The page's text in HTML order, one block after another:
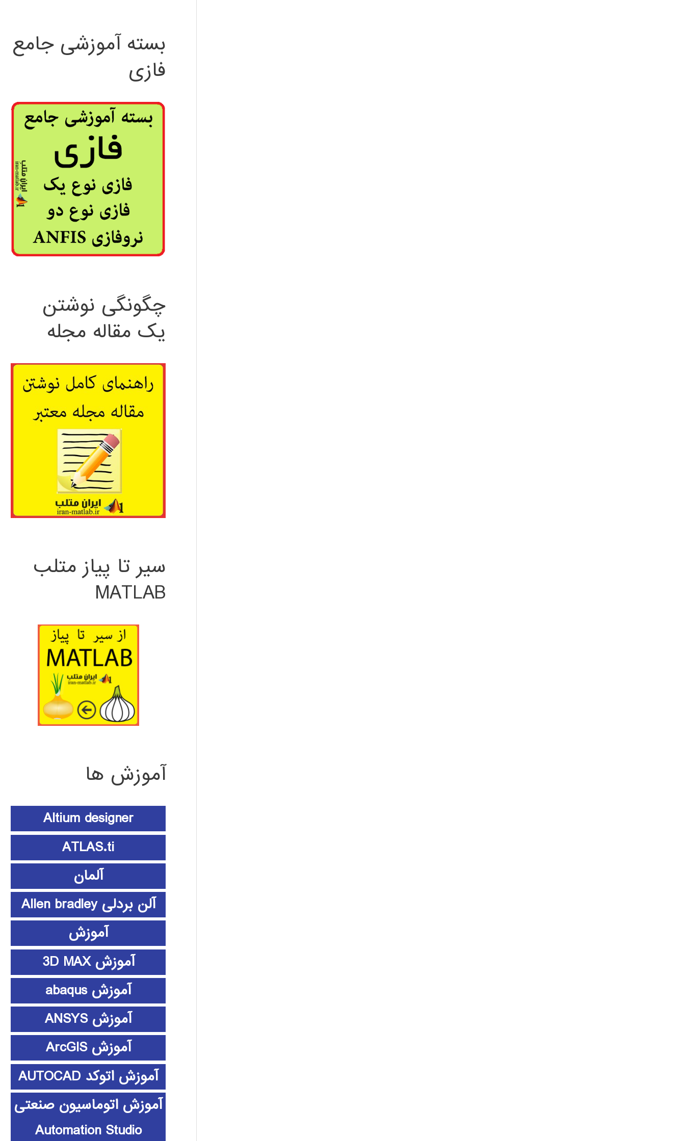
بسته آموزشی جامع
فازی
چگونگی نوشتن
یک مقاله مجله
سیر تا پیاز متلب
MATLAB
آموزش ها
Altium designer
ATLAS.ti
آلمان
آلن بردلی Allen bradley
آموزش
آموزش 3D MAX
آموزش abaqus
آموزش ANSYS
آموزش ArcGIS
آموزش اتوکد AUTOCAD
آموزش اتوماسیون صنعتی
Automation Studio